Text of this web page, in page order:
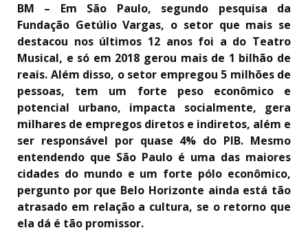
BM – Em São Paulo, segundo pesquisa da
Fundação Getúlio Vargas, o setor que mais se
destacou nos últimos 12 anos foi a do Teatro
Musical, e só em 2018 gerou mais de 1 bilhão de
reais. Além disso, o setor empregou 5 milhões de
pessoas, tem um forte peso econômico e
potencial urbano, impacta socialmente, gera
milhares de empregos diretos e indiretos, além e
ser responsável por quase 4% do PIB. Mesmo
entendendo que São Paulo é uma das maiores
cidades do mundo e um forte pólo econômico,
pergunto por que Belo Horizonte ainda está tão
atrasado em relação a cultura, se o retorno que
ela dá é tão promissor.